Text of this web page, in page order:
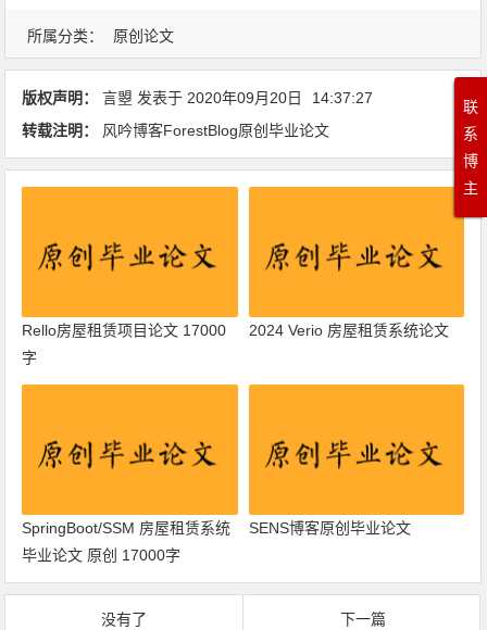
所属分类： 原创论文
版权声明： 言曌 发表于 2020年09月20日
14:37:27
转载注明：
风吟博客ForestBlog原创毕业论文
Rello房屋租赁项目论文 17000
字
2024 Verio 房屋租赁系统论文
SpringBoot/SSM 房屋租赁系统
毕业论文 原创 17000字
SENS博客原创毕业论文
没有了
下一篇
联
系
博
主